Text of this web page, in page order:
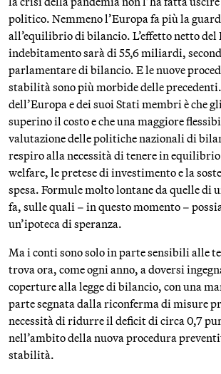
politico. Nemmeno l’Europa fa più la
all’equilibrio di bilancio. L’effetto netto
indebitamento sarà di 55,6 miliardi,
parlamentare di bilancio. E le nuove
stabilità sono più morbide delle
dell’Europa e dei suoi Stati membri è che
superino il costo e che una maggiore
valutazione delle politiche nazionali di
respiro alla necessità di tenere in
welfare, le pretese di investimento e la
spesa. Formule molto lontane da quelle di
fa, sulle quali – in questo momento –
un’ipoteca di speranza.
Ma i conti sono solo in parte sensibili alle
trova ora, come ogni anno, a doversi
coperture alla legge di bilancio, con una
parte segnata dalla riconferma di misure
necessità di ridurre il deficit di circa 0,7
nell’ambito della nuova procedura
stabilità.